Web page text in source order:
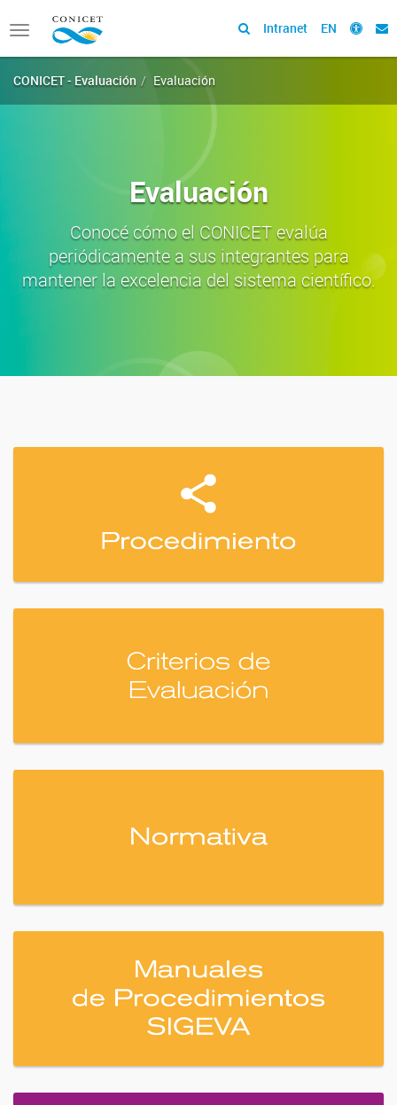
Toggle
navigation
Intranet EN
CONICET - Evaluación Evaluación
Evaluación
Conocé cómo el CONICET evalúa
periódicamente a sus integrantes para
mantener la excelencia del sistema científico.